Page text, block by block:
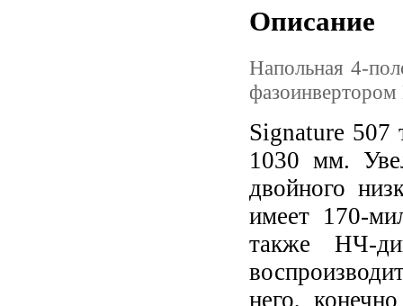
Описание
Напольная 4-
Signature 507
1030 мм.
двойного
имеет 170-
также НЧ-
него,